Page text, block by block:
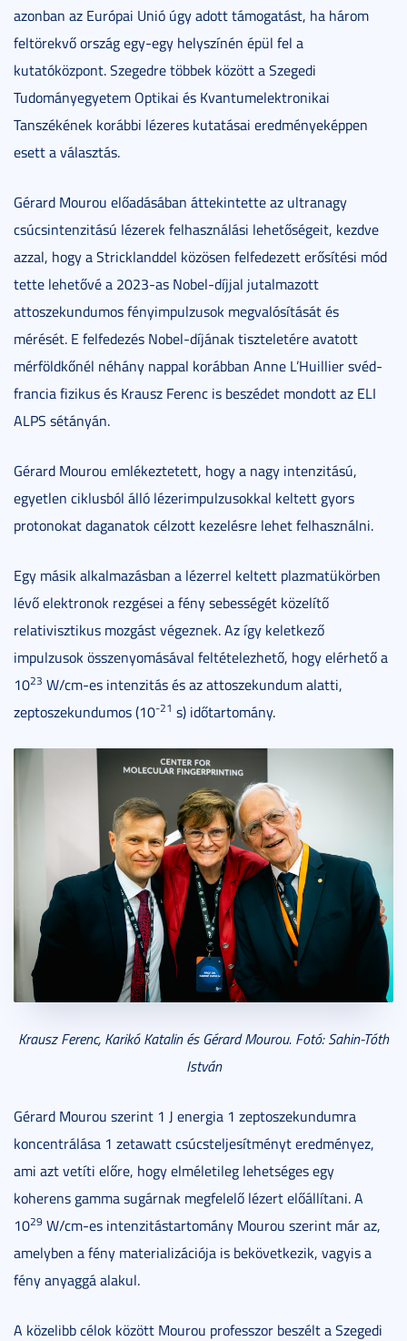
azonban az Európai Unió úgy adott támogatást, ha három
feltörekvő ország egy-egy helyszínén épül fel a
kutatóközpont. Szegedre többek között a Szegedi
Tudományegyetem Optikai és Kvantumelektronikai
Tanszékének korábbi lézeres kutatásai eredményeképpen
esett a választás.
Gérard Mourou előadásában áttekintette az ultranagy
csúcsintenzitású lézerek felhasználási lehetőségeit, kezdve
azzal, hogy a Stricklanddel közösen felfedezett erősítési mód
tette lehetővé a 2023-as Nobel-díjjal jutalmazott
attoszekundumos fényimpulzusok megvalósítását és
mérését. E felfedezés Nobel-díjának tiszteletére avatott
mérföldkőnél néhány nappal korábban Anne L’Huillier svéd-
francia fizikus és Krausz Ferenc is beszédet mondott az ELI
ALPS sétányán.
Gérard Mourou emlékeztetett, hogy a nagy intenzitású,
egyetlen ciklusból álló lézerimpulzusokkal keltett gyors
protonokat daganatok célzott kezelésre lehet felhasználni.
Egy másik alkalmazásban a lézerrel keltett plazmatükörben
lévő elektronok rezgései a fény sebességét közelítő
relativisztikus mozgást végeznek. Az így keletkező
impulzusok összenyomásával feltételezhető, hogy elérhető a
1023 W/cm-es intenzitás és az attoszekundum alatti,
zeptoszekundumos (10-21 s) időtartomány.
Krausz Ferenc, Karikó Katalin és Gérard Mourou. Fotó: Sahin-Tóth
István
Gérard Mourou szerint 1 J energia 1 zeptoszekundumra
koncentrálása 1 zetawatt csúcsteljesítményt eredményez,
ami azt vetíti előre, hogy elméletileg lehetséges egy
koherens gamma sugárnak megfelelő lézert előállítani. A
1029 W/cm-es intenzitástartomány Mourou szerint már az,
amelyben a fény materializációja is bekövetkezik, vagyis a
fény anyaggá alakul.
A közelibb célok között Mourou professzor beszélt a Szegedi